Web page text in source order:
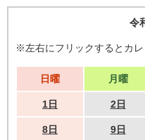
令
※左右にフリックするとカレ
日曜 月曜
1日 2日
8日 9日